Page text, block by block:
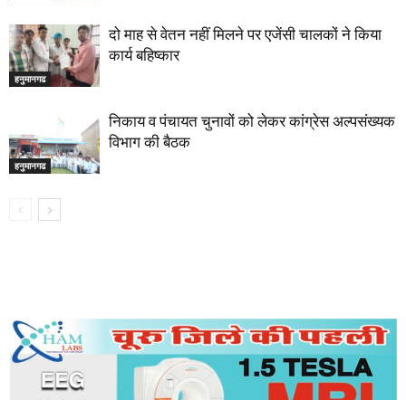
हनुमानगढ
दो माह से वेतन नहीं मिलने पर एजेंसी चालकों ने किया
कार्य बहिष्कार
हनुमानगढ
निकाय व पंचायत चुनावों को लेकर कांग्रेस अल्पसंख्यक
विभाग की बैठक